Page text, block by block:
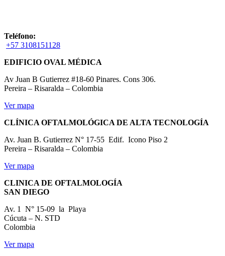
Teléfono:
+57 3108151128
EDIFICIO OVAL MÉDICA
Av Juan B Gutierrez #18-60 Pinares. Cons 306.
Pereira – Risaralda – Colombia
Ver mapa
CLÍNICA OFTALMOLÓGICA DE ALTA TECNOLOGÍA
Av. Juan B. Gutierrez N° 17-55 Edif. Icono Piso 2
Pereira – Risaralda – Colombia
Ver mapa
CLINICA DE OFTALMOLOGÍA
SAN DIEGO
Av. 1 N° 15-09 la Playa
Cúcuta – N. STD
Colombia
Ver mapa